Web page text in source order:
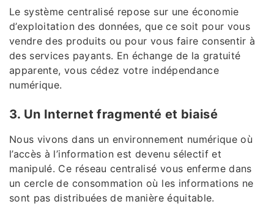
Le système centralisé repose sur une économie
d’exploitation des données, que ce soit pour vous
vendre des produits ou pour vous faire consentir à
des services payants. En échange de la gratuité
apparente, vous cédez votre indépendance
numérique.
3. Un Internet fragmenté et biaisé
Nous vivons dans un environnement numérique où
l’accès à l’information est devenu sélectif et
manipulé. Ce réseau centralisé vous enferme dans
un cercle de consommation où les informations ne
sont pas distribuées de manière équitable.